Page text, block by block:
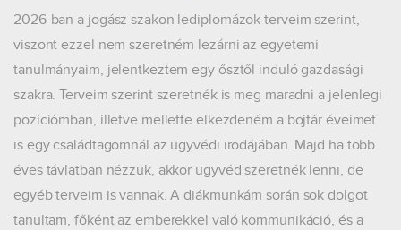
2026-ban a jogász szakon lediplomázok terveim szerint,
viszont ezzel nem szeretném lezárni az egyetemi
tanulmányaim, jelentkeztem egy ősztől induló gazdasági
szakra. Terveim szerint szeretnék is meg maradni a jelenlegi
pozíciómban, illetve mellette elkezdeném a bojtár éveimet
is egy családtagomnál az ügyvédi irodájában. Majd ha több
éves távlatban nézzük, akkor ügyvéd szeretnék lenni, de
egyéb terveim is vannak. A diákmunkám során sok dolgot
tanultam, főként az emberekkel való kommunikáció, és a